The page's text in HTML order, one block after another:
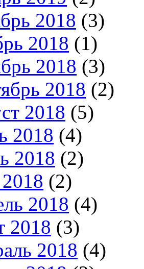
2018 (3)
2018 (1)
2018 (3)
2018 (2)
2018 (5)
2018 (4)
2018 (2)
(2)
2018 (4)
2018 (3)
2018 (4)